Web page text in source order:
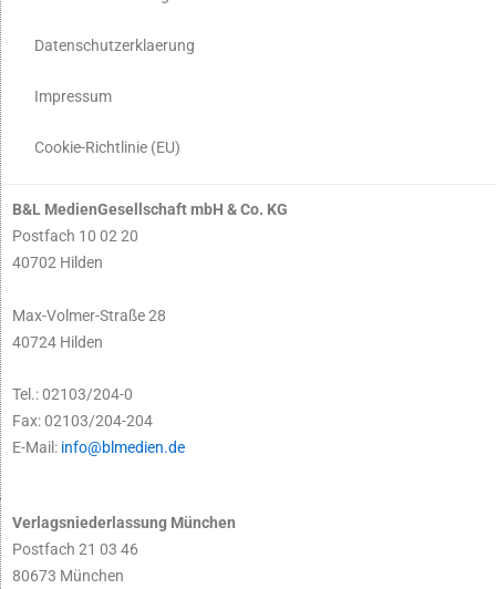
Datenschutzerklaerung
Impressum
Cookie-Richtlinie (EU)
B&L MedienGesellschaft mbH & Co. KG
Postfach 10 02 20
40702 Hilden
Max-Volmer-Straße 28
40724 Hilden
Tel.: 02103/204-0
Fax: 02103/204-204
E-Mail: info@blmedien.de
Verlagsniederlassung München
Postfach 21 03 46
80673 München